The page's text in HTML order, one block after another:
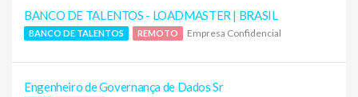
BANCO DE TALENTOS - LOADMASTER | BRASIL
BANCO DE TALENTOS REMOTO Empresa Confidencial
Engenheiro de Governança de Dados Sr